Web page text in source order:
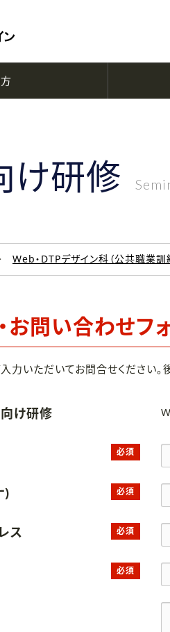
け研修
Web・DTPデザイン科（公共職業訓
お問い合わせフ
力いただいてお問合せください。
け研修
必須
) 必須
ス 必須
必須